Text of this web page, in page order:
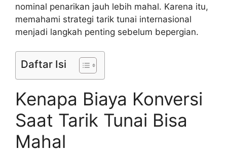
nominal penarikan jauh lebih mahal. Karena itu,
memahami strategi tarik tunai internasional
menjadi langkah penting sebelum bepergian.
Daftar Isi
Kenapa Biaya Konversi
Saat Tarik Tunai Bisa
Mahal